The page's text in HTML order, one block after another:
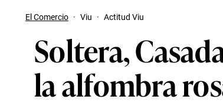
El Comercio · Viu · Actitud Viu
Soltera,
la alfombra